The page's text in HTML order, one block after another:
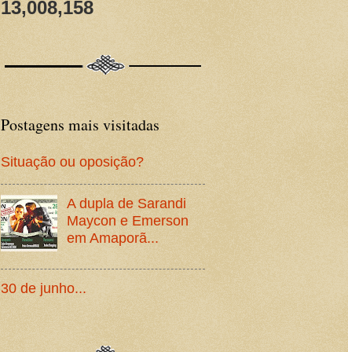
13,008,158
Postagens mais visitadas
Situação ou oposição?
A dupla de Sarandi
Maycon e Emerson
em Amaporã...
30 de junho...